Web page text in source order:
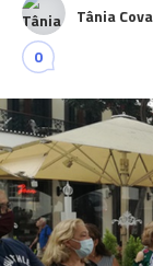
Tânia Cova
0